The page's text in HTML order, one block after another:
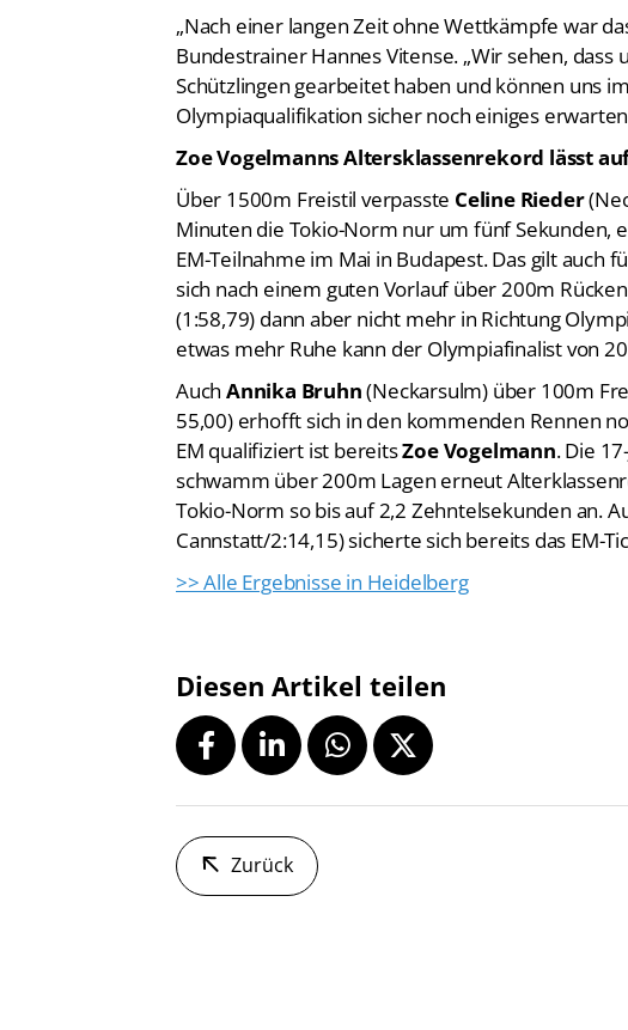
„Nach einer langen Zeit ohne Wettkämpfe war
Bundestrainer Hannes Vitense. „Wir sehen,
Schützlingen gearbeitet haben und können uns
Olympiaqualifikation sicher noch einiges
Zoe Vogelmanns Altersklassenrekord lässt
Über 1500m Freistil verpasste Celine Rieder
Minuten die Tokio-Norm nur um fünf Sekunden,
EM-Teilnahme im Mai in Budapest. Das gilt auch
sich nach einem guten Vorlauf über 200m
(1:58,79) dann aber nicht mehr in Richtung
etwas mehr Ruhe kann der Olympiafinalist von
Auch Annika Bruhn(Neckarsulm) über 100m
55,00) erhofft sich in den kommenden Rennen
EM qualifiziert ist bereitsZoe Vogelmann. Die
schwamm über 200m Lagen erneut
Tokio-Norm so bis auf 2,2 Zehntelsekunden an.
Cannstatt/2:14,15) sicherte sich bereits das EM-
>> Alle Ergebnisse in Heidelberg
Diesen Artikel teilen
Zurück